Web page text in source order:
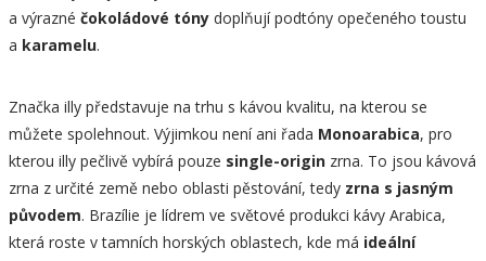
a výrazné čokoládové tóny doplňují podtóny opečeného toustu
a karamelu.
Značka illy představuje na trhu s kávou kvalitu, na kterou se
můžete spolehnout. Výjimkou není ani řada Monoarabica, pro
kterou illy pečlivě vybírá pouze single-origin zrna. To jsou kávová
zrna z určité země nebo oblasti pěstování, tedy zrna s jasným
původem. Brazílie je lídrem ve světové produkci kávy Arabica,
která roste v tamních horských oblastech, kde má ideální